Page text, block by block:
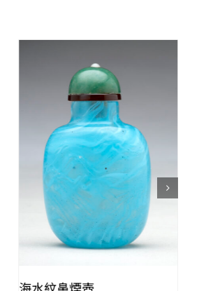
QUICK VIEW
海水紋鼻煙壺